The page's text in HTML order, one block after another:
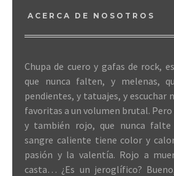
ACERCA DE NOSOTROS
Chupa de cuero y gafas de rock,
que nunca falten, y melenas,
pendientes, y tatuajes, y escuchar
favoritas a un volumen brutal.
y también rojo, que nunca
sangre caliente tiene color y
pasión y la valentía. Rojo a
casta… ¿Es un jeroglífico?